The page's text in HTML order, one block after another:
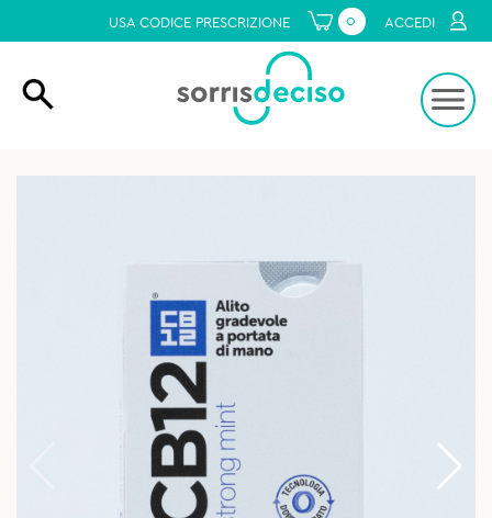
USA CODICE PRESCRIZIONE 0 ACCEDI